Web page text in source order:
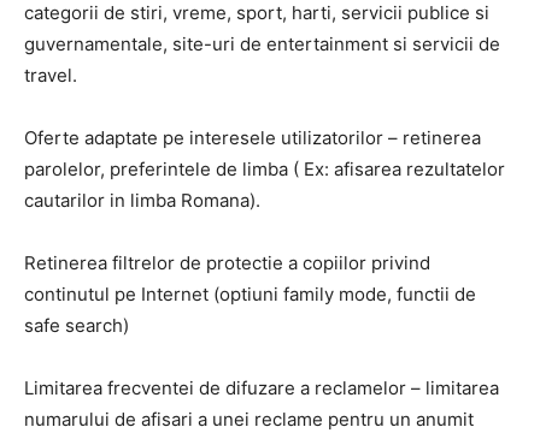
categorii de stiri, vreme, sport, harti, servicii publice si
guvernamentale, site-uri de entertainment si servicii de
travel.
Oferte adaptate pe interesele utilizatorilor – retinerea
parolelor, preferintele de limba ( Ex: afisarea rezultatelor
cautarilor in limba Romana).
Retinerea filtrelor de protectie a copiilor privind
continutul pe Internet (optiuni family mode, functii de
safe search)
Limitarea frecventei de difuzare a reclamelor – limitarea
numarului de afisari a unei reclame pentru un anumit